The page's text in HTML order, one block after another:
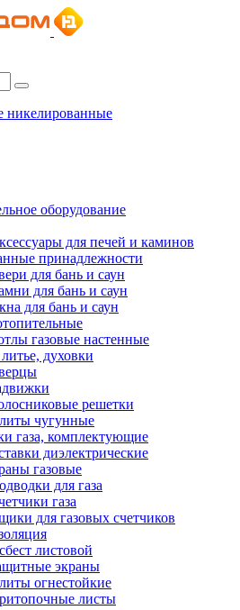
никелированные
оборудование
для печей и каминов
принадлежности
для бань и саун
для бань и саун
для бань и саун
газовые настенные
духовки
решетки
чугунные
газа, комплектующие
диэлектрические
газовые
для газа
газа
для газовых счетчиков
листовой
экраны
огнестойкие
листы